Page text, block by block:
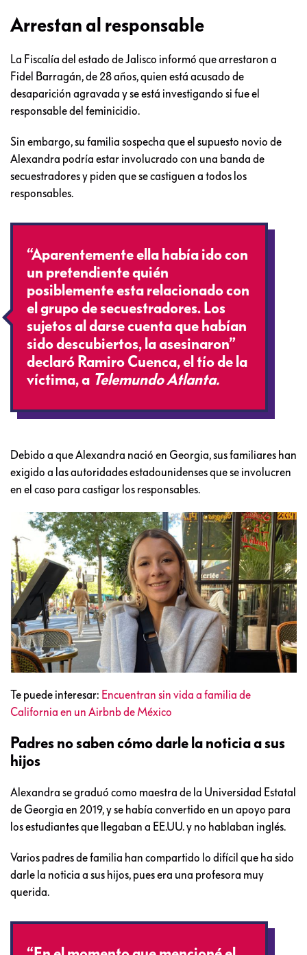
Arrestan al responsable
La Fiscalía del estado de Jalisco informó que arrestaron a
Fidel Barragán, de 28 años, quien está acusado de
desaparición agravada y se está investigando si fue el
responsable del feminicidio.
Sin embargo, su familia sospecha que el supuesto novio de
Alexandra podría estar involucrado con una banda de
secuestradores y piden que se castiguen a todos los
responsables.
“Aparentemente ella había ido con
un pretendiente quién
posiblemente esta relacionado con
el grupo de secuestradores. Los
sujetos al darse cuenta que habían
sido descubiertos, la asesinaron”
declaró Ramiro Cuenca, el tío de la
víctima, a Telemundo Atlanta.
Debido a que Alexandra nació en Georgia, sus familiares han
exigido a las autoridades estadounidenses que se involucren
en el caso para castigar los responsables.
Te puede interesar: Encuentran sin vida a familia de
California en un Airbnb de México
Padres no saben cómo darle la noticia a sus
hijos
Alexandra se graduó como maestra de la Universidad Estatal
de Georgia en 2019, y se había convertido en un apoyo para
los estudiantes que llegaban a EE.UU. y no hablaban inglés.
Varios padres de familia han compartido lo difícil que ha sido
darle la noticia a sus hijos, pues era una profesora muy
querida.